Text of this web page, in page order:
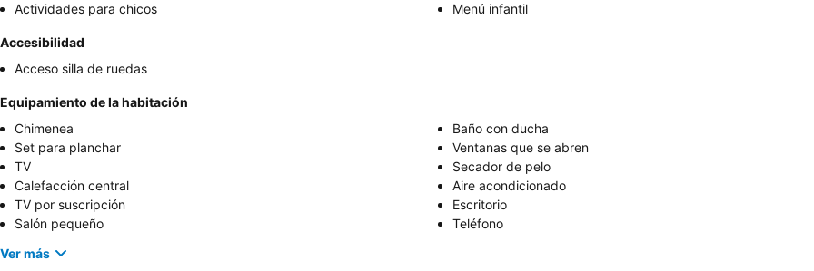
Actividades para chicos
Menú infantil
Accesibilidad
Acceso silla de ruedas
Equipamiento de la habitación
Chimenea
Baño con ducha
Set para planchar
Ventanas que se abren
TV
Secador de pelo
Calefacción central
Aire acondicionado
TV por suscripción
Escritorio
Salón pequeño
Teléfono
Ver más